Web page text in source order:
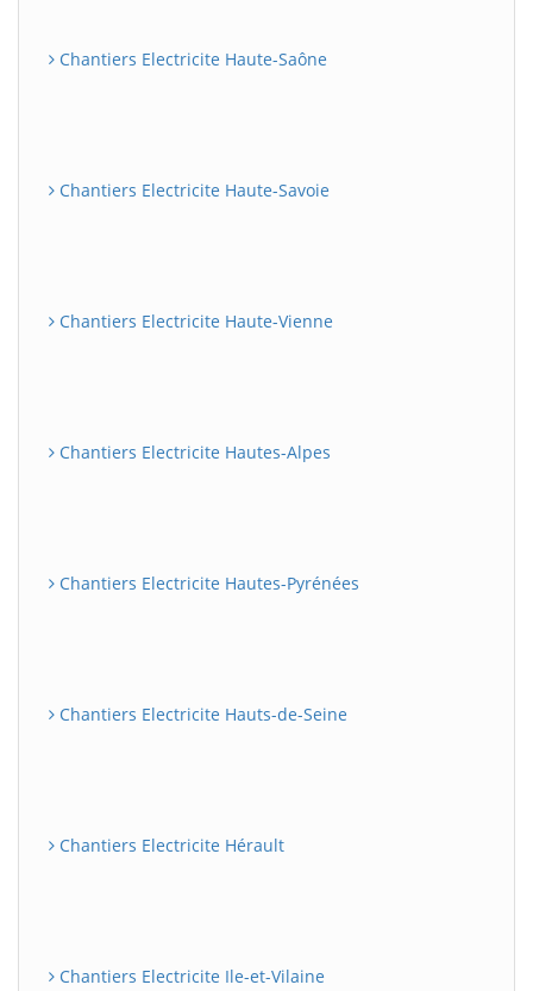
Chantiers Electricite Haute-Saône
Chantiers Electricite Haute-Savoie
Chantiers Electricite Haute-Vienne
Chantiers Electricite Hautes-Alpes
Chantiers Electricite Hautes-Pyrénées
Chantiers Electricite Hauts-de-Seine
Chantiers Electricite Hérault
Chantiers Electricite Ile-et-Vilaine